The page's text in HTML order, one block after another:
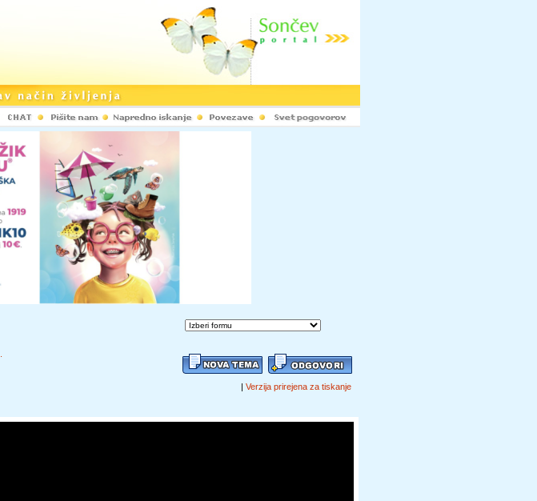
| Verzija prirejena za tiskanje